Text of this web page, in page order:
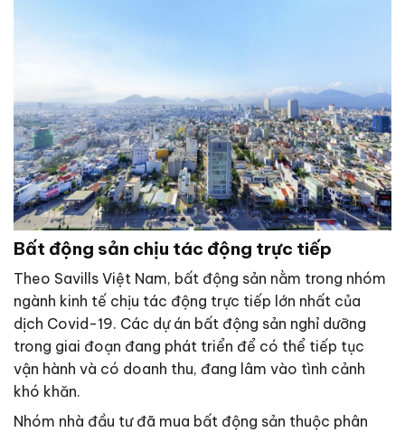
Bất động sản chịu tác động trực tiếp
Theo Savills Việt Nam, bất động sản nằm trong nhóm
ngành kinh tế chịu tác động trực tiếp lớn nhất của
dịch Covid-19. Các dự án bất động sản nghỉ dưỡng
trong giai đoạn đang phát triển để có thể tiếp tục
vận hành và có doanh thu, đang lâm vào tình cảnh
khó khăn.
Nhóm nhà đầu tư đã mua bất động sản thuộc phân